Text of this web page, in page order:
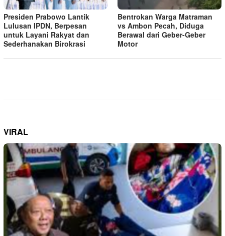
Presiden Prabowo Lantik
Lulusan IPDN, Berpesan
untuk Layani Rakyat dan
Sederhanakan Birokrasi
Bentrokan Warga Matraman
vs Ambon Pecah, Diduga
Berawal dari Geber-Geber
Motor
VIRAL